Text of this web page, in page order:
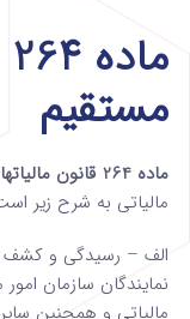
مستقیم
ماده 264 قانون مالیاتهای مستقیم
مالیاتی به شرح زیر
الف – رسیدگی و کشف
نمایندگان سازمان
مالیاتی و همچنین